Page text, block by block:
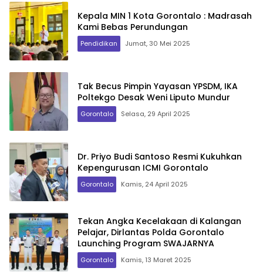
Kepala MIN 1 Kota Gorontalo : Madrasah
Kami Bebas Perundungan
Pendidikan Jumat, 30 Mei 2025
Tak Becus Pimpin Yayasan YPSDM, IKA
Poltekgo Desak Weni Liputo Mundur
Gorontalo Selasa, 29 April 2025
Dr. Priyo Budi Santoso Resmi Kukuhkan
Kepengurusan ICMI Gorontalo
Gorontalo Kamis, 24 April 2025
Tekan Angka Kecelakaan di Kalangan
Pelajar, Dirlantas Polda Gorontalo
Launching Program SWAJARNYA
Gorontalo Kamis, 13 Maret 2025